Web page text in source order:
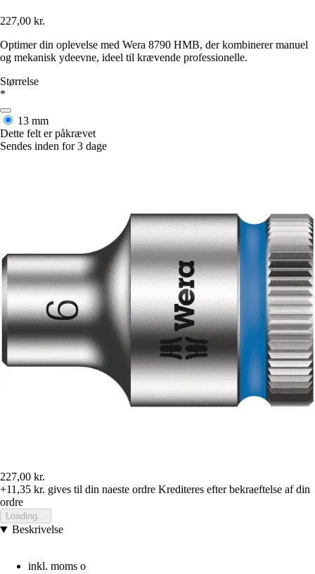
227,00 kr.
Optimer din oplevelse med Wera 8790 HMB, der kombinerer manuel
og mekanisk ydeevne, ideel til krævende professionelle.
Størrelse
*
13 mm
Dette felt er påkrævet
Sendes inden for 3 dage
227,00 kr.
+11,35 kr. gives til din naeste ordre Krediteres efter bekraeftelse af din
ordre
Loading...
Beskrivelse
inkl. moms o